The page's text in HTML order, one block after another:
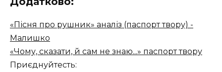
«Пісня про рушник» аналіз (паспорт твору) -
Малишко
«Чому, сказати, й сам не знаю...» паспорт твору
Приєднуйтесть: